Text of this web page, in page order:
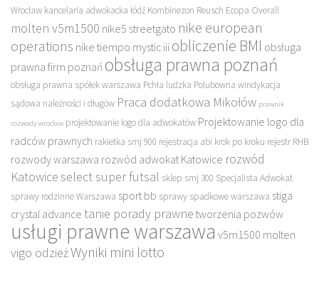
Wrocław kancelaria adwokacka łódź Kombinezon Reusch Ecopa Overall
molten v5m1500 nike5 streetgato nike european
operations nike tiempo mystic iii obliczenie BMI obsługa
prawna firm poznań obsługa prawna poznań
obsługa prawna spółek warszawa Pchła ludzka Polubowna windykacja
sądowa należności i długów Praca dodatkowa Mikołów prawnik
rozwody wrocław projektowanie logo dla adwokatów Projektowanie logo dla
radców prawnych rakietka smj 900 rejestracja abi krok po kroku rejestr RHB
rozwody warszawa rozwód adwokat Katowice rozwód
Katowice select super futsal sklep smj 300 Specjalista Adwokat
sprawy rodzinne Warszawa sport bb sprawy spadkowe warszawa stiga
crystal advance tanie porady prawne tworzenia pozwów
usługi prawne warszawa v5m1500 molten
vigo odzieżWyniki mini lotto